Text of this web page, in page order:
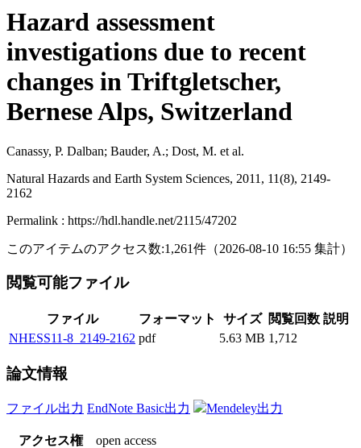
Hazard assessment
investigations due to recent
changes in Triftgletscher,
Bernese Alps, Switzerland
Canassy, P. Dalban; Bauder, A.; Dost, M. et al.
Natural Hazards and Earth System Sciences, 2011, 11(8), 2149-
2162
Permalink : https://hdl.handle.net/2115/47202
このアイテムのアクセス数:1,261件 （2026-08-10 16:55 集計）
閲覧可能ファイル
ファイル フォーマット サイズ 閲覧回数 説明
NHESS11-8_2149-2162 pdf 5.63 MB 1,712
論文情報
ファイル出力 EndNote Basic出力 Mendeley出力
アクセス権
open access